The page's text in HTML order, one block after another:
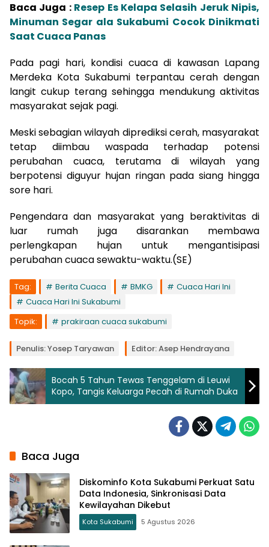
Baca Juga : Resep Es Kelapa Selasih Jeruk Nipis,
Minuman Segar ala Sukabumi Cocok Dinikmati
Saat Cuaca Panas
Pada pagi hari, kondisi cuaca di kawasan Lapang
Merdeka Kota Sukabumi terpantau cerah dengan
langit cukup terang sehingga mendukung aktivitas
masyarakat sejak pagi.
Meski sebagian wilayah diprediksi cerah, masyarakat
tetap diimbau waspada terhadap potensi
perubahan cuaca, terutama di wilayah yang
berpotensi diguyur hujan ringan pada siang hingga
sore hari.
Pengendara dan masyarakat yang beraktivitas di
luar rumah juga disarankan membawa
perlengkapan hujan untuk mengantisipasi
perubahan cuaca sewaktu-waktu.(SE)
Tag: Berita Cuaca BMKG
Cuaca Hari Ini
Cuaca Hari Ini Sukabumi
Topik:
prakiraan cuaca sukabumi
Penulis: Yosep Taryawan Editor: Asep Hendrayana
Bocah 5 Tahun Tewas Tenggelam di Leuwi
Kopo, Tangis Keluarga Pecah di Rumah Duka
Baca Juga
Diskominfo Kota Sukabumi Perkuat Satu
Data Indonesia, Sinkronisasi Data
Kewilayahan Dikebut
Kota Sukabumi 5 Agustus 2026